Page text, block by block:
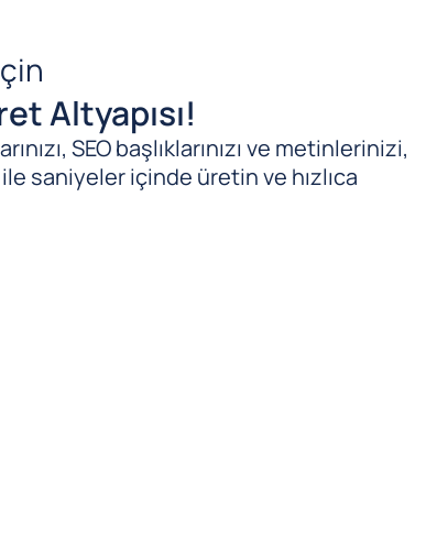
Altyapısı!
SEO başlıklarınızı ve metinlerinizi,
saniyeler içinde üretin ve hızlıca